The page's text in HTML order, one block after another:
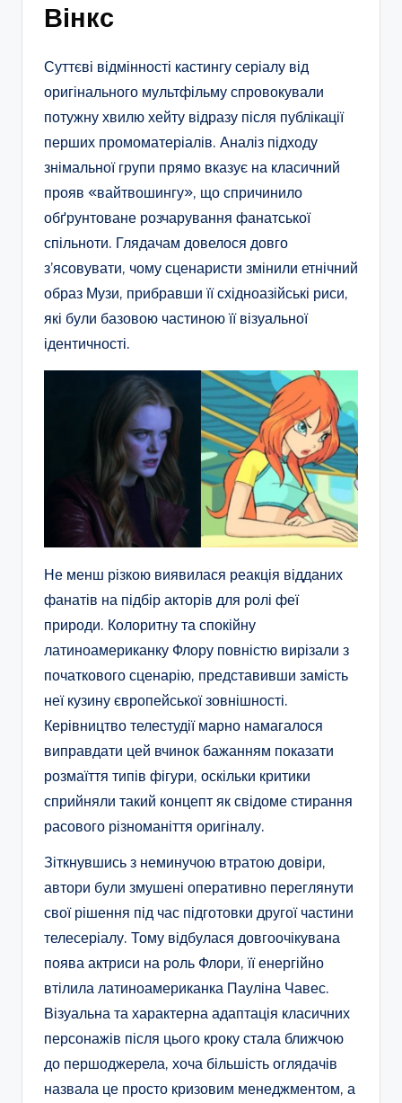
Вінкс
Суттєві відмінності кастингу серіалу від
оригінального мультфільму спровокували
потужну хвилю хейту відразу після публікації
перших промоматеріалів. Аналіз підходу
знімальної групи прямо вказує на класичний
прояв «вайтвошингу», що спричинило
обґрунтоване розчарування фанатської
спільноти. Глядачам довелося довго
з’ясовувати, чому сценаристи змінили етнічний
образ Музи, прибравши її східноазійські риси,
які були базовою частиною її візуальної
ідентичності.
Не менш різкою виявилася реакція відданих
фанатів на підбір акторів для ролі феї
природи. Колоритну та спокійну
латиноамериканку Флору повністю вирізали з
початкового сценарію, представивши замість
неї кузину європейської зовнішності.
Керівництво телестудії марно намагалося
виправдати цей вчинок бажанням показати
розмаїття типів фігури, оскільки критики
сприйняли такий концепт як свідоме стирання
расового різноманіття оригіналу.
Зіткнувшись з неминучою втратою довіри,
автори були змушені оперативно переглянути
свої рішення під час підготовки другої частини
телесеріалу. Тому відбулася довгоочікувана
поява актриси на роль Флори, її енергійно
втілила латиноамериканка Пауліна Чавес.
Візуальна та характерна адаптація класичних
персонажів після цього кроку стала ближчою
до першоджерела, хоча більшість оглядачів
назвала це просто кризовим менеджментом, а